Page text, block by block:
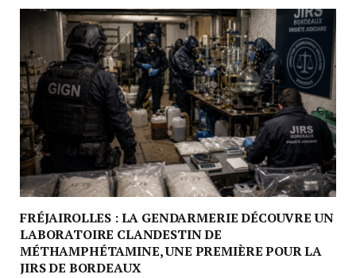
FRÉJAIROLLES : LA GENDARMERIE DÉCOUVRE UN
LABORATOIRE CLANDESTIN DE
MÉTHAMPHÉTAMINE, UNE PREMIÈRE POUR LA
JIRS DE BORDEAUX